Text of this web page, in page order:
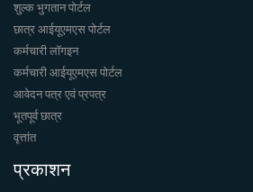
शुल्क भुगतान पोर्टल
छात्र आईयूएमएस पोर्टल
कर्मचारी लॉगइन
कर्मचारी आईयूएमएस पोर्टल
आवेदन पत्र एवं प्रपत्र
भूतपूर्व छात्र
वृत्तांत
प्रकाशन